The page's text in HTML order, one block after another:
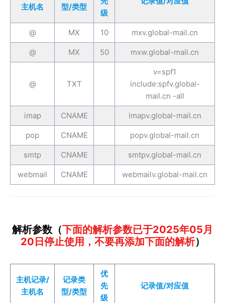
主机名 型/类型
级
@ MX 10 mxv.global-mail.cn
@ MX 50 mxw.global-mail.cn
@ TXT
v=spf1
include:spfv.global-
mail.cn -all
imap CNAME imapv.global-mail.cn
pop CNAME popv.global-mail.cn
smtp CNAME smtpv.global-mail.cn
webmail CNAME webmailv.global-mail.cn
解析参数（下面的解析参数已于2025年05月
20日停止使用，不要再添加下面的解析）
主机记录/
主机名
记录类
型/类型
优
先
级
记录值/对应值